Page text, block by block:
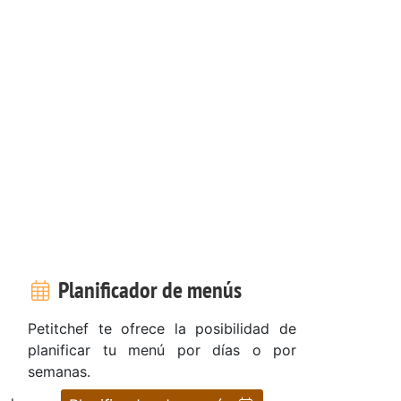
Planificador de menús
Petitchef te ofrece la posibilidad de
planificar tu menú por días o por
semanas.